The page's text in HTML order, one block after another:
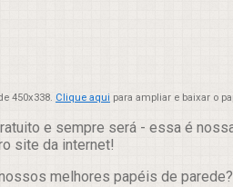
450x338. Clique aqui para ampliar e baixar o
e sempre será - essa é
site da internet!
melhores papéis de parede?